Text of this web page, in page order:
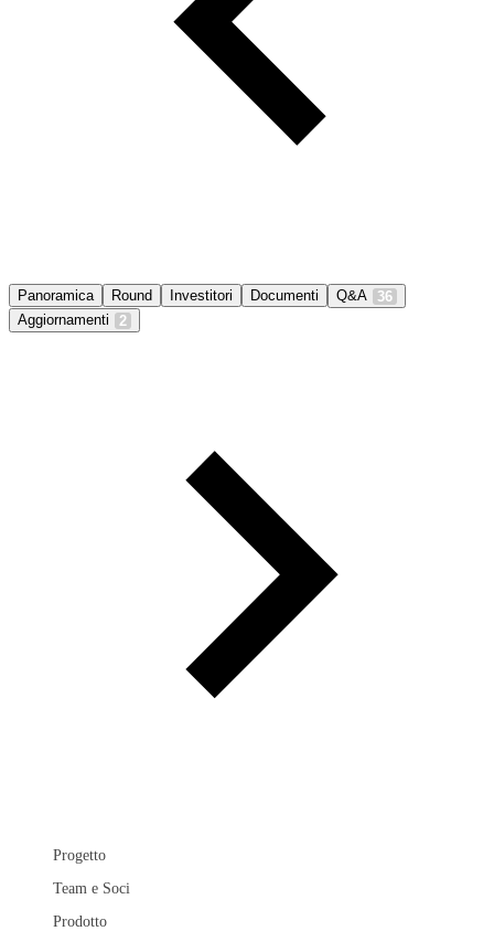
Panoramica Round Investitori Documenti Q&A 36
Aggiornamenti
2
Progetto
Team e Soci
Prodotto